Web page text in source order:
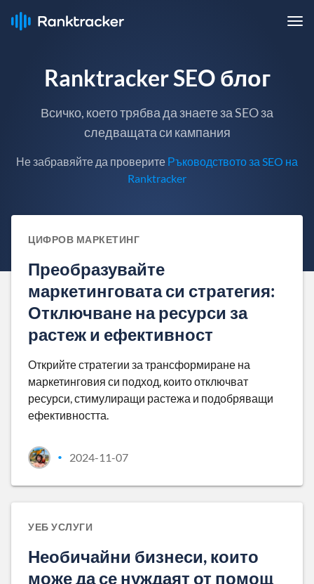
Ranktracker SEO блог
Всичко, което трябва да знаете за SEO за
следващата си кампания
Не забравяйте да проверите Ръководството за SEO на
Ranktracker
ЦИФРОВ МАРКЕТИНГ
Преобразувайте
маркетинговата си стратегия:
Отключване на ресурси за
растеж и ефективност
Открийте стратегии за трансформиране на
маркетинговия си подход, които отключват
ресурси, стимулиращи растежа и подобряващи
ефективността.
• 2024-11-07
УЕБ УСЛУГИ
Необичайни бизнеси, които
може да се нуждаят от помощ